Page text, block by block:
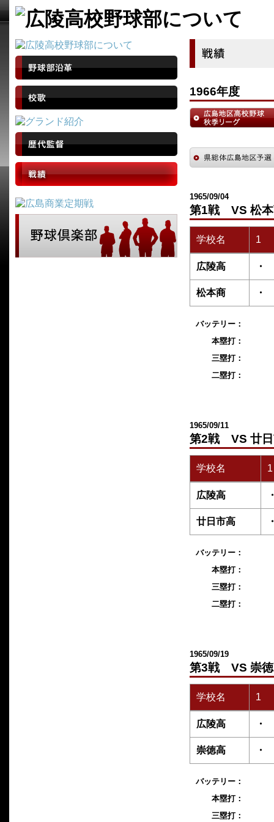
1966年度
1965/09/04
第1戦 VS 松
学校名 1
広陵高 ・
松本商 ・
バッテリー：
本塁打：
三塁打：
二塁打：
1965/09/11
第2戦 VS 廿日
学校名 1
広陵高
廿日市高
バッテリー：
本塁打：
三塁打：
二塁打：
1965/09/19
第3戦 VS 崇
学校名 1
広陵高 ・
崇徳高 ・
バッテリー：
本塁打：
三塁打：